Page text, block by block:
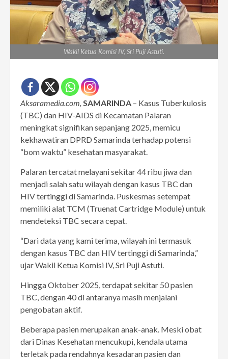
Wakil Ketua Komisi IV, Sri Puji Astuti.
Aksaramedia.com, SAMARINDA – Kasus Tuberkulosis
(TBC) dan HIV-AIDS di Kecamatan Palaran
meningkat signifikan sepanjang 2025, memicu
kekhawatiran DPRD Samarinda terhadap potensi
“bom waktu” kesehatan masyarakat.
Palaran tercatat melayani sekitar 44 ribu jiwa dan
menjadi salah satu wilayah dengan kasus TBC dan
HIV tertinggi di Samarinda. Puskesmas setempat
memiliki alat TCM (Truenat Cartridge Module) untuk
mendeteksi TBC secara cepat.
“Dari data yang kami terima, wilayah ini termasuk
dengan kasus TBC dan HIV tertinggi di Samarinda,”
ujar Wakil Ketua Komisi IV, Sri Puji Astuti.
Hingga Oktober 2025, terdapat sekitar 50 pasien
TBC, dengan 40 di antaranya masih menjalani
pengobatan aktif.
Beberapa pasien merupakan anak-anak. Meski obat
dari Dinas Kesehatan mencukupi, kendala utama
terletak pada rendahnya kesadaran pasien dan